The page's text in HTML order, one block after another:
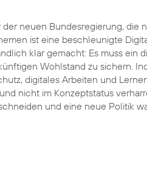
neuen Bundesregierung, die
ist eine beschleunigte
klar gemacht: Es muss ein
Wohlstand zu sichern.
digitales Arbeiten und
nicht im Konzeptstatus
und eine neue Politik